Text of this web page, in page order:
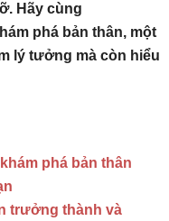
Hãy cùng
phá bản thân, một
lý tưởng mà còn hiểu
phá bản thân
trưởng thành và